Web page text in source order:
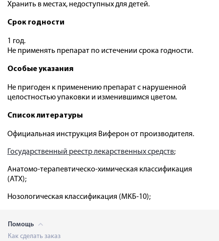
Хранить в местах, недоступных для детей.
Срок годности
1 год.
Не применять препарат по истечении срока годности.
Особые указания
Не пригоден к применению препарат с нарушенной
целостностью упаковки и изменившимся цветом.
Список литературы
Официальная инструкция Виферон от производителя.
Государственный реестр лекарственных средств;
Анатомо-терапевтическо-химическая классификация
(ATX);
Нозологическая классификация (МКБ-10);
Помощь
Как сделать заказ